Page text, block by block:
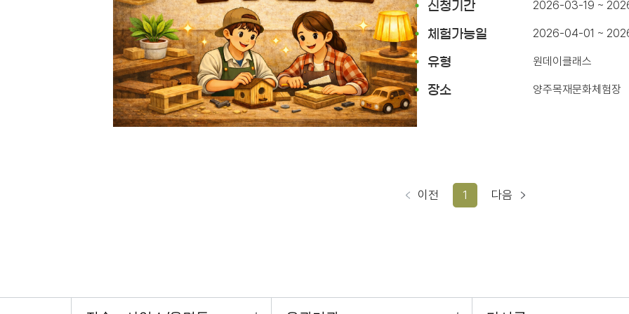
신청기간 2026-03-19 ~
체험가능일 2026-04-01 ~
유형 원데이클래스
장소 양주목재문화체험장
이전 1 다음